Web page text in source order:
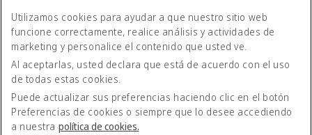
Declaración de accesibilidad
Contacte con nosotros
Política de privacidad
Condiciones generales
Política de cookies
Utilizamos cookies para ayudar a que nuestro sitio web
funcione correctamente, realice análisis y actividades de
marketing y personalice el contenido que usted ve.
Al aceptarlas, usted declara que está de acuerdo con el uso
de todas estas cookies.
Puede actualizar sus preferencias haciendo clic en el botón
Preferencias de cookies o siempre que lo desee accediendo
a nuestra política de cookies.